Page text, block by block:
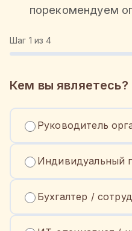
порекомендуем
Шаг 1 из 4
Кем вы являетесь?
Руководитель
Индивидуальный
Бухгалтер /